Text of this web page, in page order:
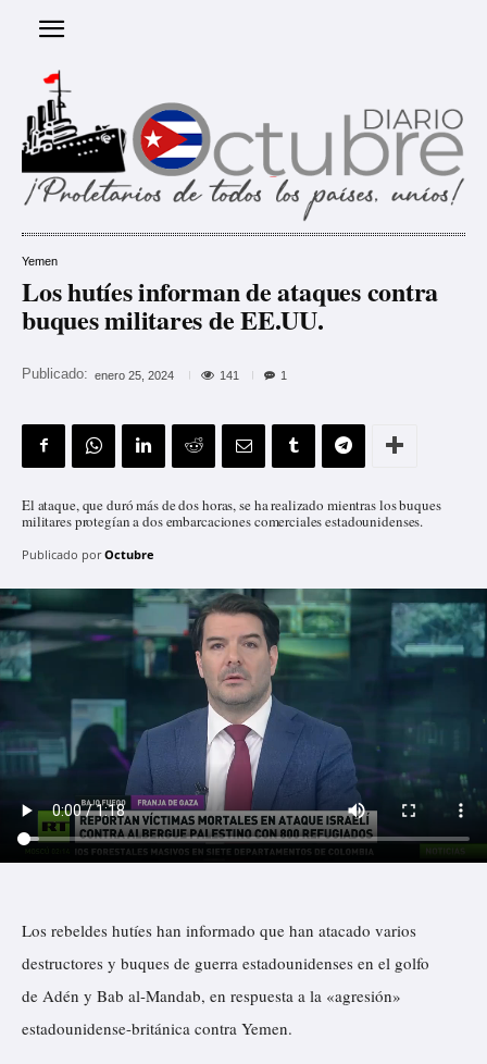
Yemen
Los hutíes informan de ataques contra
buques militares de EE.UU.
Publicado: enero 25, 2024 141 1
El ataque, que duró más de dos horas, se ha realizado mientras los buques
militares protegían a dos embarcaciones comerciales estadounidenses.
Publicado por Octubre
Los rebeldes hutíes han informado que han atacado varios
destructores y buques de guerra estadounidenses en el golfo
de Adén y Bab al-Mandab, en respuesta a la «agresión»
estadounidense-británica contra Yemen.